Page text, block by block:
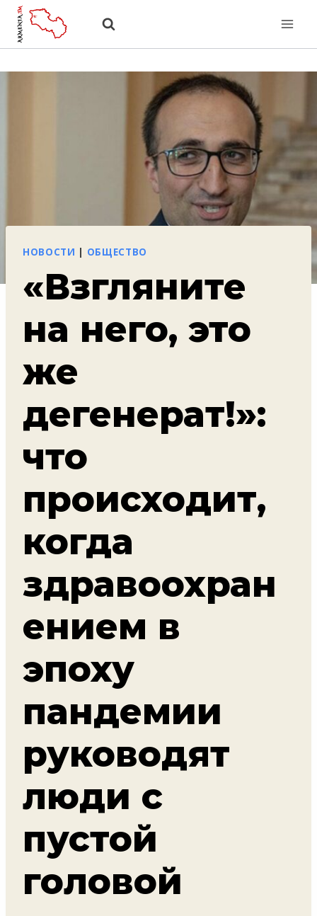
Перейти
НОВОСТИ ОБЩЕСТВО
«Взгляните
на него, это
же
дегенерат!»:
что
происходит,
когда
здравоохран
ением в
эпоху
пандемии
руководят
люди с
пустой
головой